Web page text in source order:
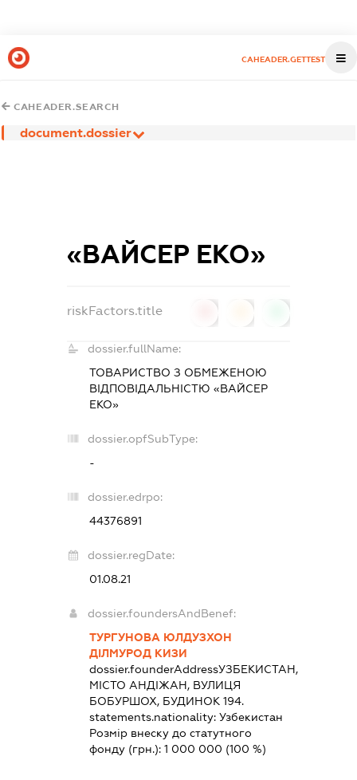
CAHEADER.GETTEST
CAHEADER.SEARCH
document.dossier
«ВАЙСЕР ЕКО»
riskFactors.title
dossier.fullName:
ТОВАРИСТВО З ОБМЕЖЕНОЮ
ВІДПОВІДАЛЬНІСТЮ «ВАЙСЕР
ЕКО»
dossier.opfSubType:
-
dossier.edrpo:
44376891
dossier.regDate:
01.08.21
dossier.foundersAndBenef:
ТУРГУНОВА ЮЛДУЗХОН
ДІЛМУРОД КИЗИ
dossier.founderAddressУЗБЕКИСТАН,
МІСТО АНДІЖАН, ВУЛИЦЯ
БОБУРШОХ, БУДИНОК 194.
statements.nationality: Узбекистан
Розмір внеску до статутного
фонду (грн.): 1 000 000 (100 %)